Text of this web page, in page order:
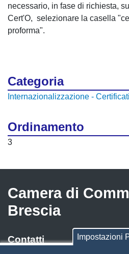
necessario, in fase di richiesta,
Cert'O, selezionare la casella
proforma".
Categoria
Internazionalizzazione -
Ordinamento
3
Camera di
Brescia
Contatti Impostazioni